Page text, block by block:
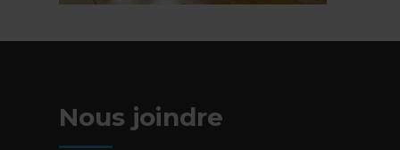
Nous joindre